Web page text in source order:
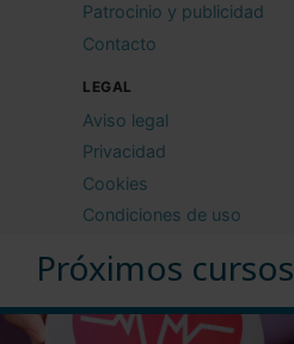
Próximos cursos
Patrocinio y publicidad
Contacto
LEGAL
Aviso legal
Privacidad
Cookies
Condiciones de uso